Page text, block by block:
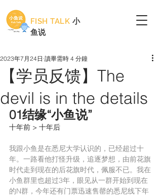
FISH TALK 小
鱼说
【学员反馈】The
devil is in the details
2023年7月24日 讀畢需時 4 分鐘
01结缘“小鱼说”
十年前 > 十年后
我跟小鱼是在悉尼大学认识的，已经超过十
年。一路看他打怪升级，追逐梦想，由前花旗
时代走到现在的后花旗时代，佩服不已。我在
小鱼群里也超过3年，眼见从一群开始到现在
的N群，今年还有门票迅速售罄的悉尼线下年